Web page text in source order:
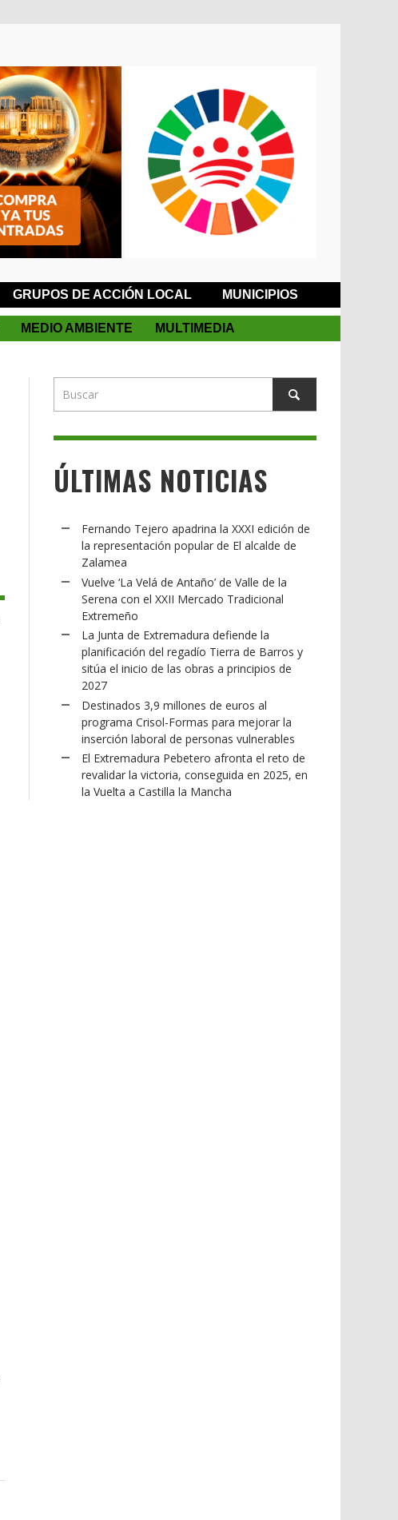
GRUPOS DE ACCIÓN LOCAL MUNICIPIOS
MEDIO AMBIENTE MULTIMEDIA
ÚLTIMAS NOTICIAS
Fernando Tejero apadrina la XXXI edición de
la representación popular de El alcalde de
Zalamea
Vuelve ‘La Velá de Antaño’ de Valle de la
Serena con el XXII Mercado Tradicional
Extremeño
La Junta de Extremadura defiende la
planificación del regadío Tierra de Barros y
sitúa el inicio de las obras a principios de
2027
Destinados 3,9 millones de euros al
programa Crisol-Formas para mejorar la
inserción laboral de personas vulnerables
El Extremadura Pebetero afronta el reto de
revalidar la victoria, conseguida en 2025, en
la Vuelta a Castilla la Mancha